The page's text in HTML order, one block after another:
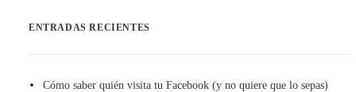
ENTRADAS RECIENTES
Cómo saber quién visita tu Facebook (y no quiere que lo sepas)